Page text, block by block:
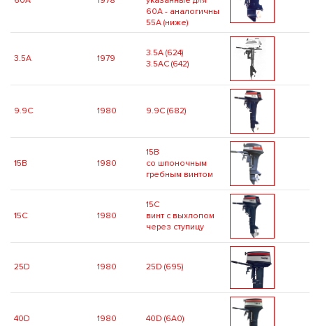
60A - аналогичны
55A (ниже)
3.5A 1979
3.5A (624)
3.5AC (642)
9.9C 1980 9.9C (682)
15B 1980
15B
со шпоночным
гребным винтом
15C 1980
15C
винт с выхлопом
через ступицу
25D 1980 25D (695)
40D 1980 40D (6A0)